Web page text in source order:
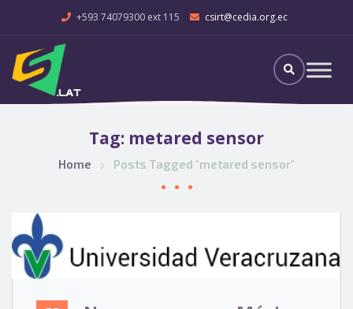
+593 74079300 ext 115 csirt@cedia.org.ec
Tag: metared sensor
Home Posts Tagged "metared sensor"